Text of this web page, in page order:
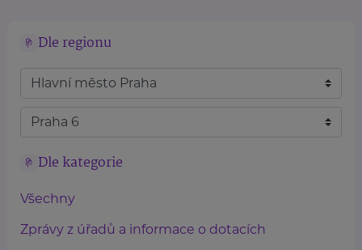
Dle regionu
Dle kategorie
Všechny
Zprávy z úřadů a informace o dotacích